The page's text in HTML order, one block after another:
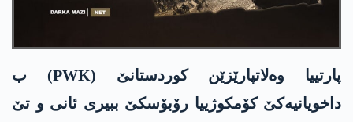
پارتییا وەلاتپارێزێن کوردستانێ (PWK) ب
داخویانیەکێ کۆمکوژییا رۆبۆسکێ ببیری ئانی و تێ